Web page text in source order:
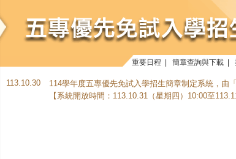
重要日程 簡章查詢與下載
113.10.30 114學年度五專優先免試入學招生簡章制定系統，由「
【系統開放時間：113.10.31（星期四）10:00至